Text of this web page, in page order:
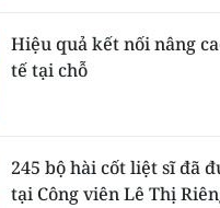
Hiệu quả kết nối nâng
tế tại chỗ
245 bộ hài cốt liệt sĩ đã
tại Công viên Lê Thị